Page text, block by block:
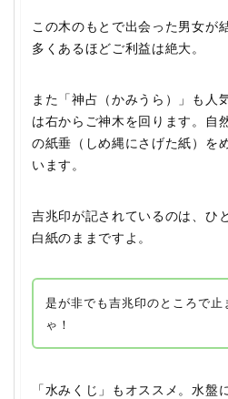
この木のもとで出会った男女が
多くあるほどご利益は絶大。
また「神占（かみうら）」も人
は右からご神木を回ります。自
の紙垂（しめ縄にさげた紙）を
います。
吉兆印が記されているのは、ひ
白紙のままですよ。
是が非でも吉兆印のところで止
ゃ！
「水みくじ」もオススメ。水盤